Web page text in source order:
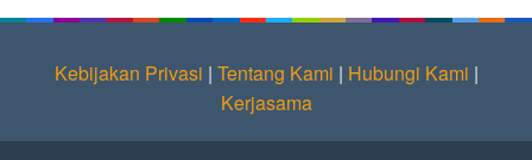
Kebijakan Privasi | Tentang Kami | Hubungi Kami |
Kerjasama